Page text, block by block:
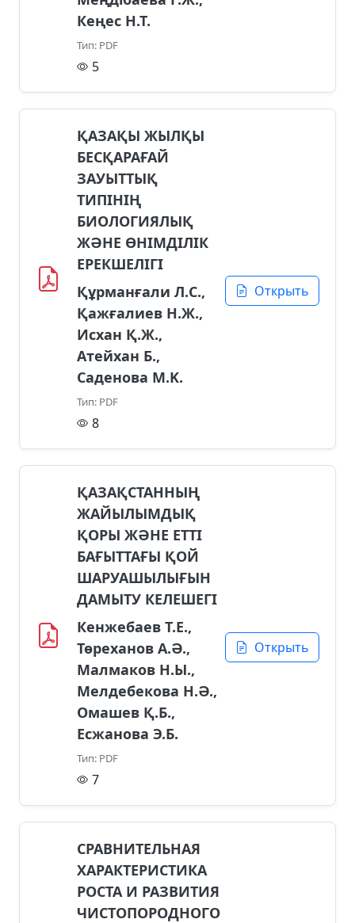
Кеңес Н.Т.
Тип: PDF
5
ҚАЗАҚЫ ЖЫЛҚЫ
БЕСҚАРАҒАЙ
ЗАУЫТТЫҚ
ТИПІНІҢ
БИОЛОГИЯЛЫҚ
ЖӘНЕ ӨНІМДІЛІК
ЕРЕКШЕЛІГІ
Құрманғали Л.C.,
Қажғалиев Н.Ж.,
Исхан Қ.Ж.,
Атейхан Б.,
Саденова М.K.
Тип: PDF
8
Открыть
ҚАЗАҚСТАННЫҢ
ЖАЙЫЛЫМДЫҚ
ҚОРЫ ЖӘНЕ ЕТТІ
БАҒЫТТАҒЫ ҚОЙ
ШАРУАШЫЛЫҒЫН
ДАМЫТУ КЕЛЕШЕГІ
Кенжебаев Т.Е.,
Төреханов А.Ә.,
Малмаков Н.Ы.,
Мелдебекова Н.Ә.,
Омашев Қ.Б.,
Есжанова Э.Б.
Тип: PDF
7
Открыть
СРАВНИТЕЛЬНАЯ
ХАРАКТЕРИСТИКА
РОСТА И РАЗВИТИЯ
ЧИСТОПОРОДНОГО